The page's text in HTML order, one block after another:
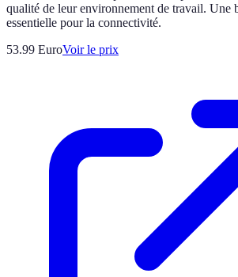
qualité de leur environnement de travail. Une
essentielle pour la connectivité.
53.99 EuroVoir le prix